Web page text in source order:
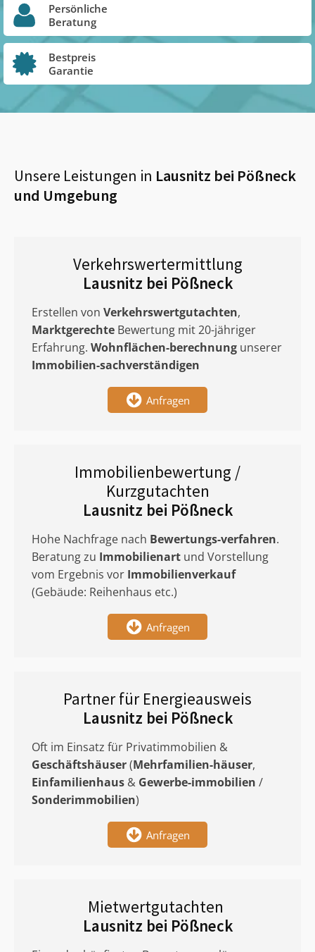
Persönliche
Beratung
Bestpreis
Garantie
Unsere Leistungen in Lausnitz bei Pößneck
und Umgebung
Verkehrswertermittlung
Lausnitz bei Pößneck
Erstellen von Verkehrswertgutachten,
Marktgerechte Bewertung mit 20-jähriger
Erfahrung. Wohnflächen-berechnung unserer
Immobilien-sachverständigen
Anfragen
Immobilienbewertung /
Kurzgutachten
Lausnitz bei Pößneck
Hohe Nachfrage nach Bewertungs-verfahren.
Beratung zu Immobilienart und Vorstellung
vom Ergebnis vor Immobilienverkauf
(Gebäude: Reihenhaus etc.)
Anfragen
Partner für Energieausweis
Lausnitz bei Pößneck
Oft im Einsatz für Privatimmobilien &
Geschäftshäuser(Mehrfamilien-häuser,
Einfamilienhaus & Gewerbe-immobilien /
Sonderimmobilien)
Anfragen
Mietwertgutachten
Lausnitz bei Pößneck